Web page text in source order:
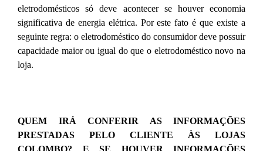
eletrodomésticos só deve acontecer se houver economia
significativa de energia elétrica. Por este fato é que existe a
seguinte regra: o eletrodoméstico do consumidor deve possuir
capacidade maior ou igual do que o eletrodoméstico novo na
loja.
QUEM IRÁ CONFERIR AS INFORMAÇÕES
PRESTADAS PELO CLIENTE ÀS LOJAS
COLOMBO? E SE HOUVER INFORMAÇÕES